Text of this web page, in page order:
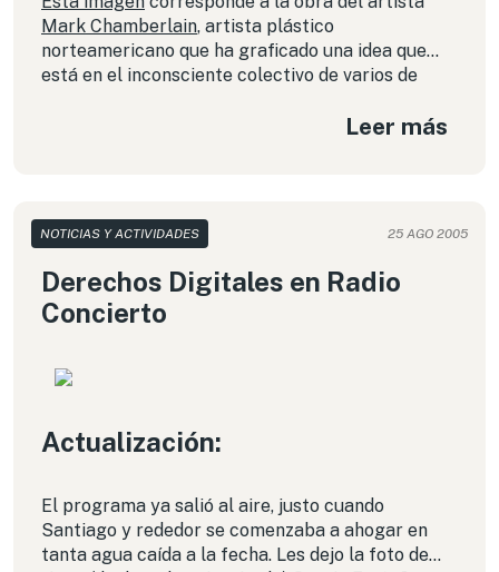
Mark Chamberlain, artista plástico
norteamericano que ha graficado una idea que
está en el inconsciente colectivo de varios de
Leer más
NOTICIAS Y ACTIVIDADES 25 AGO 2005
Derechos Digitales en Radio
Concierto
Actualización:
El programa ya salió al aire, justo cuando
Santiago y rededor se comenzaba a ahogar en
tanta agua caída a la fecha. Les dejo la foto de